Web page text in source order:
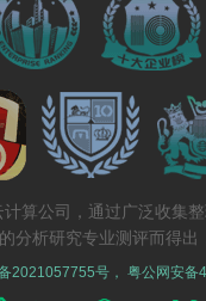
算公司，通过广泛收集
析研究专业测评而得
2021057755号 ， 粤公网安备